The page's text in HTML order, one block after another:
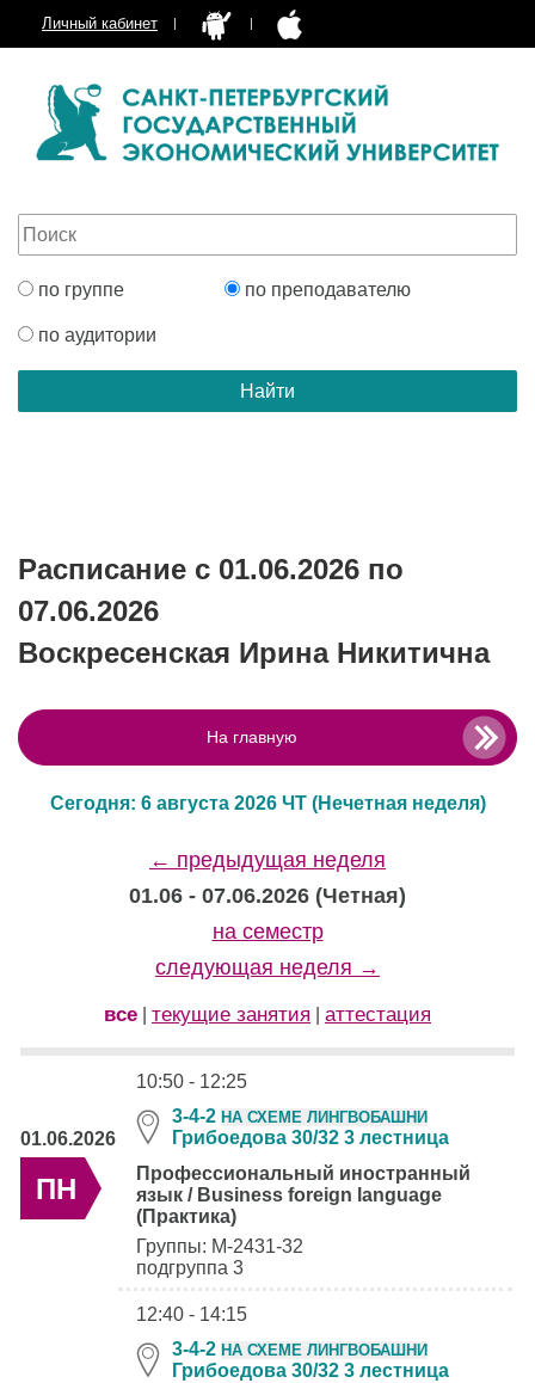
Личный кабинет
по группе по преподавателю
по аудитории
Расписание с 01.06.2026 по
07.06.2026
Воскресенская Ирина Никитична
На главную
Сегодня: 6 августа 2026 ЧТ (Нечетная неделя)
← предыдущая неделя
01.06 - 07.06.2026 (Четная)
на семестр
следующая неделя →
все текущие занятия аттестация
01.06.2026
ПН
10:50 - 12:25
3-4-2 НА СХЕМЕ ЛИНГВОБАШНИ
Грибоедова 30/32 3 лестница
Профессиональный иностранный
язык / Business foreign language
(Практика)
Группы: М-2431-32
подгруппа 3
12:40 - 14:15
3-4-2 НА СХЕМЕ ЛИНГВОБАШНИ
Грибоедова 30/32 3 лестница